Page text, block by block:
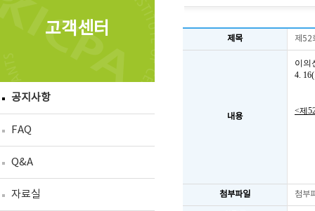
고객센터
공지사항
FAQ
Q&A
자료실
제목 제52
내용
이의
4.
<제
첨부파일 첨부